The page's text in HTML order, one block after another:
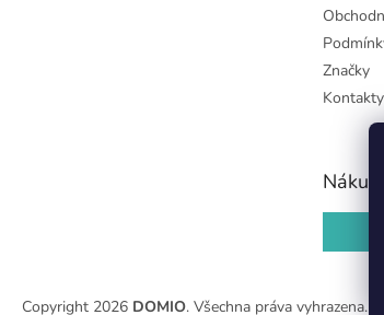
Značky
Kontakty
Copyright 2026 DOMIO. Všechna práva vyhrazena.